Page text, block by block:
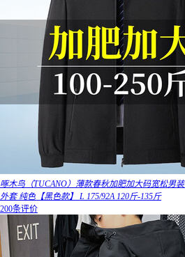
啄木鸟（TUCANO）薄款春秋加肥加大码宽松男
外套 纯色【黑色款】 L 175/92A 120斤-135斤
200条评价